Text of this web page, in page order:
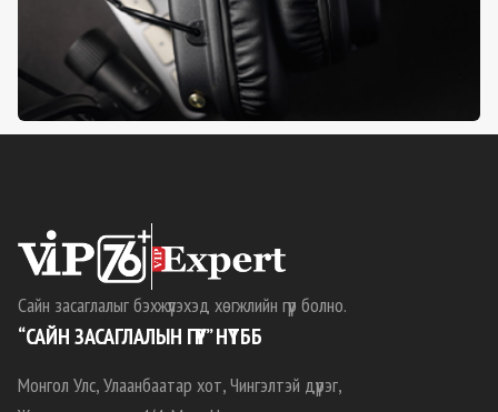
Сайн засаглалыг бэхжүүлэхэд хөгжлийн гүүр болно.
“САЙН ЗАСАГЛАЛЫН ГҮҮР” НҮТББ
Монгол Улс, Улаанбаатар хот, Чингэлтэй дүүрэг,